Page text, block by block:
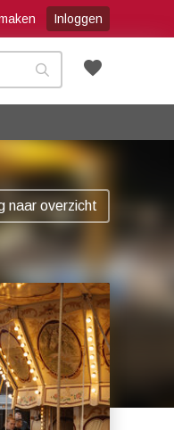
Inloggen
favorite
naar overzicht